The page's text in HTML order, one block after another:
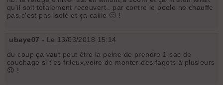
qu'il soit totalement recouvert.. par contre le poele ne chauffe
pas,c'est pas isolé et ça caille 🙁 !
ubaye07 - Le 13/03/2018 15:14
du coup ça vaut peut être la peine de prendre 1 sac de
couchage si t'es frileux,voire de monter des fagots à plusieurs
😉 !